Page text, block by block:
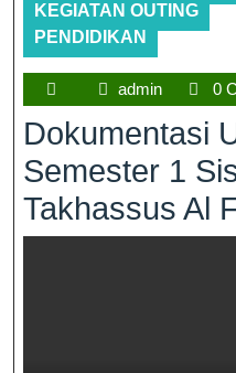
KEGIATAN OUTING
PENDIDIKAN
admin 0
Dokumentasi
Semester 1
Takhassus Al